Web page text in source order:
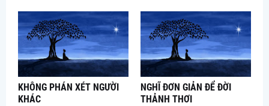
KHÔNG PHÁN XÉT NGƯỜI
KHÁC
NGHĨ ĐƠN GIẢN ĐỂ ĐỜI
THẢNH THƠI